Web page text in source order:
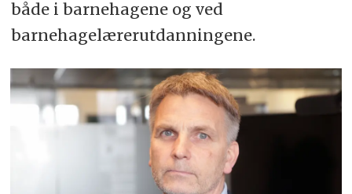
både i barnehagene og ved
barnehagelærerutdanningene.